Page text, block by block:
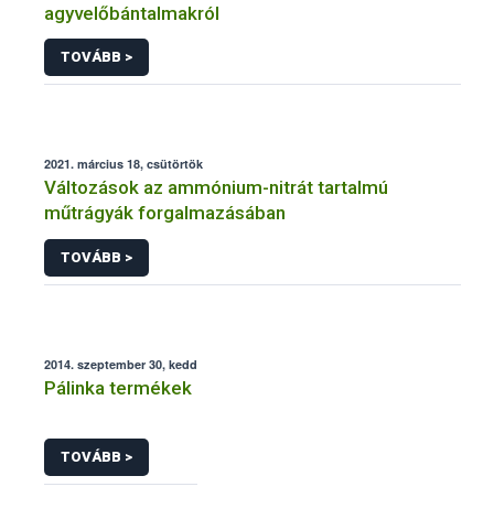
agyvelőbántalmakról
TOVÁBB >
2021. március 18, csütörtök
Változások az ammónium-nitrát tartalmú
műtrágyák forgalmazásában
TOVÁBB >
2014. szeptember 30, kedd
Pálinka termékek
TOVÁBB >